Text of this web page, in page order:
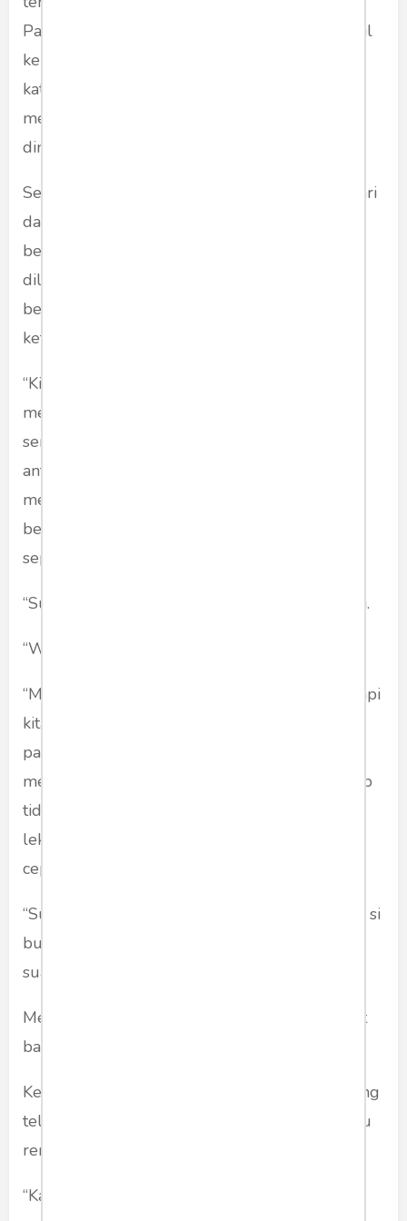
Paling tidak aku perlu waktu untuk mengambil
keputusan yang terbaik. Dan tak perlu aku
katakan sekarang.” jawab istrinya sembari
mendekatkan secangkir kopi yang sudah mulai
dingin di hadapan suaminya.
Sementara semua chanel televisi sepanjang hari
dan malam tak bosan berlomba menyiarkan
berita tentang virus COVID-19. Banyak orang
dilanda kepanikan dan menyebarkan berita-
berita yang sering dibumbui hoax karena
ketakutan akan mati.
“Kita tak perlu seperti itu.” sambung istri
mengomentari orang-orang yang memborong
sembako yang diberitakan di televisi sebagai
antisipasi bila wabah penyakit semakin
memburuk di kemudian hari. “Ketika benar-
benar terjadi, orang-orang sebenarnya tak
sepanik itu.” ia melanjutkan komentarnya.
“Sudahlah, habiskan kopimu.” sambungnya lagi.
“Well, apa yang harus kita lakukan malam ini?”
“Matikan tivinya, putar musik atau radio saja. Tapi
kita temani si bungsu tidur lebih dulu. Besuk
pagi dia mulai ujian sekolah.” Sang suami
mengiyakan dan menunggui si bungsu terlelap
tidurnya. Dipandanginya wajah polos anak itu
lekat-lekat. Ia merasa waktu berjalan begitu
cepat.
“Sudah pulas.” kata sang istri sambil menunjuk si
bungsu, dan memberi isyarat mata pada
suaminya.
Mereka melangkah ke kamar. Seperti saat-saat
baru menikah.
Keduanya rebah di ranjang di dalam kamar yang
telah terkunci dan tertutup rapat. Dihiasi lampu
remang-remang mereka bercakap-cakap.
“Kamu capek?”